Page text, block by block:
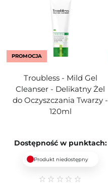
PROMOCJA
Troubless - Mild Gel
Cleanser - Delikatny Żel
do Oczyszczania Twarzy -
120ml
Dostępność w punktach:
Produkt niedostępny